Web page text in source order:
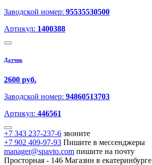
Заводской номер: 95535530500
Артикул: 1400388
Датчик
2600 руб.
Заводской номер: 94860513703
Артикул: 446561
+7 343 237-237-6 звоните
+7 902 409-97-93 Пишите в мессенджеры
manager@spavto.com пишите на почту
Просторная - 146 Магазин в екатеринбурге